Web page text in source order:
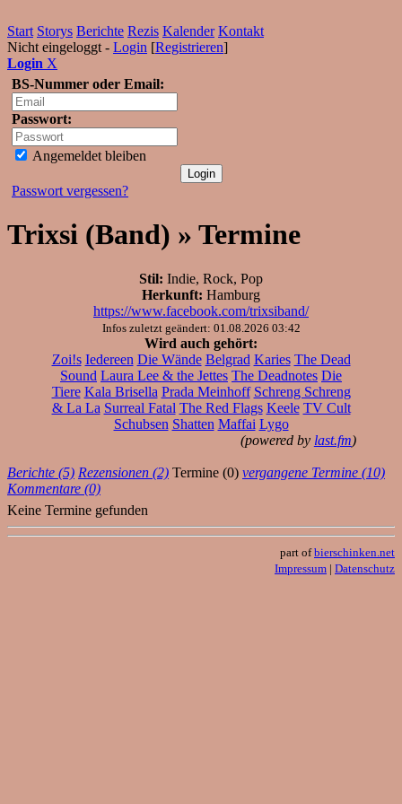
Start Storys Berichte Rezis Kalender Kontakt
Nicht eingeloggt - Login [Registrieren]
Login X
BS-Nummer oder Email:
Passwort:
Angemeldet bleiben
Passwort vergessen?
Trixsi (Band) » Termine
Stil: Indie, Rock, Pop
Herkunft: Hamburg
https://www.facebook.com/trixsiband/
Infos zuletzt geändert: 01.08.2026 03:42
Wird auch gehört:
Zoi!s Iedereen Die Wände Belgrad Karies The Dead
Sound Laura Lee & the Jettes The Deadnotes Die
Tiere Kala Brisella Prada Meinhoff Schreng Schreng
& La La Surreal Fatal The Red Flags Keele TV Cult
Schubsen Shatten Maffai Lygo
(powered by last.fm)
Berichte (5) Rezensionen (2) Termine (0) vergangene Termine (10)
Kommentare (0)
Keine Termine gefunden
part ofbierschinken.net
Impressum | Datenschutz